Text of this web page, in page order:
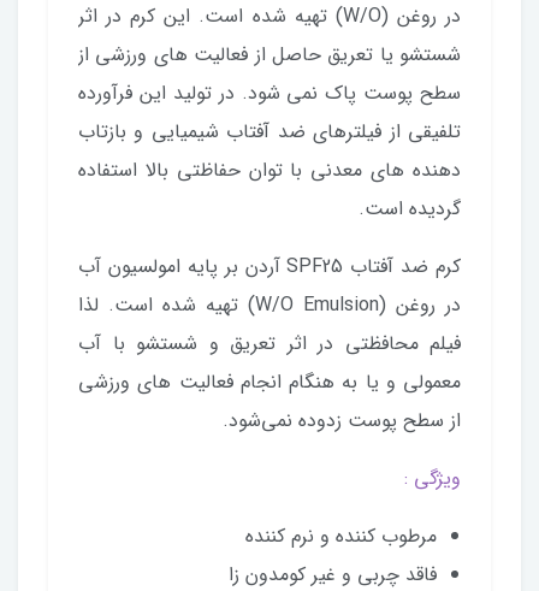
در روغن (W/O) تهیه شده است. این کرم در اثر
شستشو یا تعریق حاصل از فعالیت های ورزشی از
سطح پوست پاک نمی شود. در تولید این فرآورده
تلفیقی از فیلترهای ضد آفتاب شیمیایی و بازتاب
دهنده های معدنی با توان حفاظتی بالا استفاده
گردیده است.
کرم ضد آفتاب SPF25 آردن بر پایه امولسیون آب
در روغن (W/O Emulsion) تهیه شده است. لذا
فیلم محافظتی در اثر تعریق و شستشو با آب
معمولی و یا به هنگام انجام فعالیت های ورزشی
از سطح پوست زدوده نمی‌شود.
ویژگی‌ :
مرطوب کننده و نرم کننده
فاقد چربی و غیر کومدون زا